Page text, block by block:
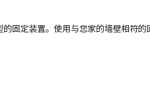
固定装置。使用与您家的墙壁相符的